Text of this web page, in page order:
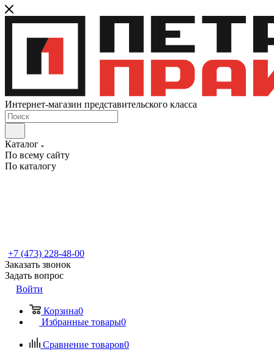
Интернет-магазин представительского класса
Каталог
По всему сайту
По каталогу
+7 (473) 228-48-00
Заказать звонок
Задать вопрос
Войти
Корзина0
Избранные товары0
Сравнение товаров0